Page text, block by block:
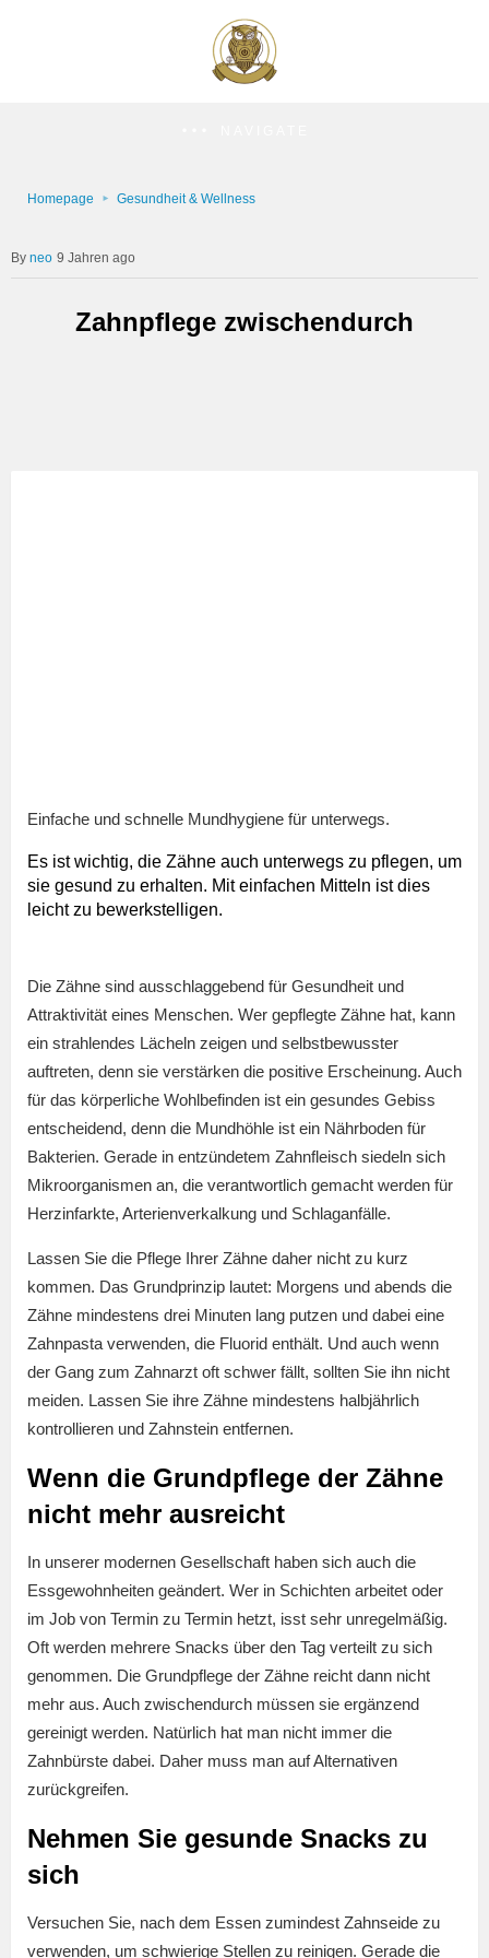
Homepage Gesundheit & Wellness
neo 9 Jahren ago
Zahnpflege zwischendurch
Einfache und schnelle Mundhygiene für unterwegs.
Es ist wichtig, die Zähne auch unterwegs zu pflegen, um
sie gesund zu erhalten. Mit einfachen Mitteln ist dies
leicht zu bewerkstelligen.
Die Zähne sind ausschlaggebend für Gesundheit und
Attraktivität eines Menschen. Wer gepflegte Zähne hat, kann
ein strahlendes Lächeln zeigen und selbstbewusster
auftreten, denn sie verstärken die positive Erscheinung. Auch
für das körperliche Wohlbefinden ist ein gesundes Gebiss
entscheidend, denn die Mundhöhle ist ein Nährboden für
Bakterien. Gerade in entzündetem Zahnfleisch siedeln sich
Mikroorganismen an, die verantwortlich gemacht werden für
Herzinfarkte, Arterienverkalkung und Schlaganfälle.
Lassen Sie die Pflege Ihrer Zähne daher nicht zu kurz
kommen. Das Grundprinzip lautet: Morgens und abends die
Zähne mindestens drei Minuten lang putzen und dabei eine
Zahnpasta verwenden, die Fluorid enthält. Und auch wenn
der Gang zum Zahnarzt oft schwer fällt, sollten Sie ihn nicht
meiden. Lassen Sie ihre Zähne mindestens halbjährlich
kontrollieren und Zahnstein entfernen.
Wenn die Grundpflege der Zähne
nicht mehr ausreicht
In unserer modernen Gesellschaft haben sich auch die
Essgewohnheiten geändert. Wer in Schichten arbeitet oder
im Job von Termin zu Termin hetzt, isst sehr unregelmäßig.
Oft werden mehrere Snacks über den Tag verteilt zu sich
genommen. Die Grundpflege der Zähne reicht dann nicht
mehr aus. Auch zwischendurch müssen sie ergänzend
gereinigt werden. Natürlich hat man nicht immer die
Zahnbürste dabei. Daher muss man auf Alternativen
zurückgreifen.
Nehmen Sie gesunde Snacks zu
sich
Versuchen Sie, nach dem Essen zumindest Zahnseide zu
verwenden, um schwierige Stellen zu reinigen. Gerade die